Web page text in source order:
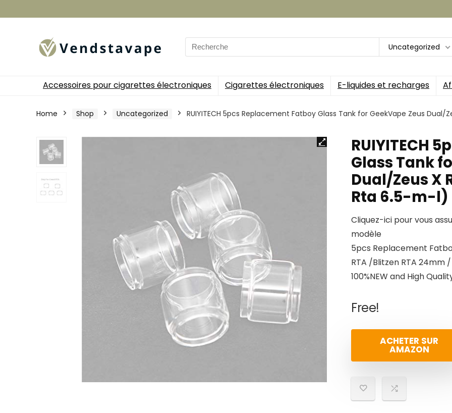
Search
for:
Uncategorized
Accessoires pour cigarettes électroniques Cigarettes électroniques E-liquides et recharges
Home Shop Uncategorized RUIYITECH 5pcs Replacement Fatboy Glass Tank for GeekVape Zeus
RUIYITECH
Glass Tank
Dual/Zeus X
Rta 6.5-m-l)
Cliquez-ici pour vous
modèle
5pcs Replacement
RTA /Blitzen RTA 24mm /
100%NEW and High
Free!
ACHETER SUR
AMAZON